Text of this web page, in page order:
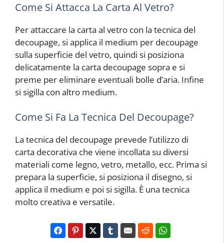
Come Si Attacca La Carta Al Vetro?
Per attaccare la carta al vetro con la tecnica del
decoupage, si applica il medium per decoupage
sulla superficie del vetro, quindi si posiziona
delicatamente la carta decoupage sopra e si
preme per eliminare eventuali bolle d’aria. Infine
si sigilla con altro medium.
Come Si Fa La Tecnica Del Decoupage?
La tecnica del decoupage prevede l’utilizzo di
carta decorativa che viene incollata su diversi
materiali come legno, vetro, metallo, ecc. Prima si
prepara la superficie, si posiziona il disegno, si
applica il medium e poi si sigilla. È una tecnica
molto creativa e versatile.